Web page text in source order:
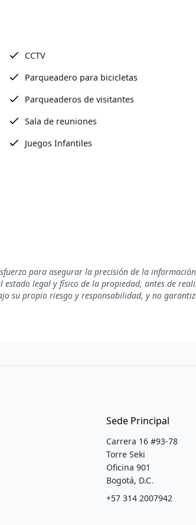
CCTV
Parqueadero para bicicletas
Parqueaderos de visitantes
Sala de reuniones
Juegos Infantiles
para asegurar la precisión de la
legal y físico de la propiedad, antes de
su propio riesgo y responsabilidad, y no
Sede Principal
Carrera 16 #93-78
Torre Seki
Oficina 901
Bogotá, D.C.
+57 314 2007942